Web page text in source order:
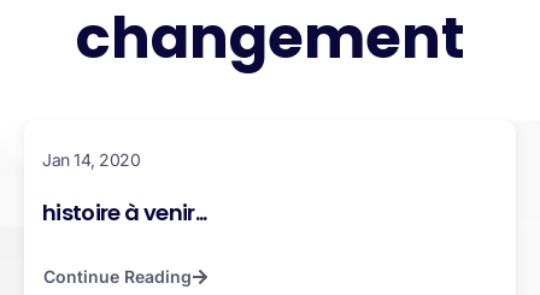
changement
Jan 14, 2020
histoire à venir...
Continue Reading